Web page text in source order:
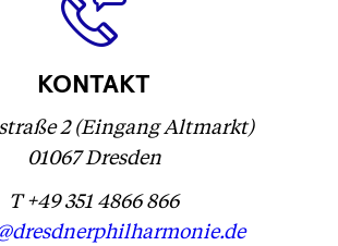
KONTAKT
2 (Eingang Altmarkt)
01067 Dresden
T +49 351 4866 866